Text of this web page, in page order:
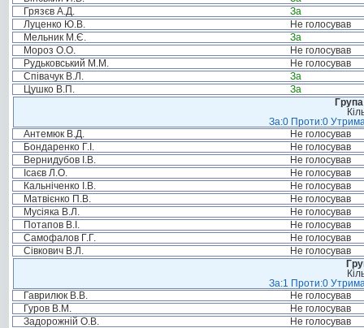
Грязєв А.Д.
За
Луценко Ю.В.
Не голосував
Мельник М.Є.
За
Мороз О.О.
Не голосував
Рудьковський М.М.
Не голосував
Співачук В.Л.
За
Цушко В.П.
За
За:0 Проти:0
Антемюк В.Д.
Не голосував
Бондаренко Г.І.
Не голосував
Вернидубов І.В.
Не голосував
Ісаєв Л.О.
Не голосував
Кальніченко І.В.
Не голосував
Матвієнко П.В.
Не голосував
Мусіяка В.Л.
Не голосував
Потапов В.І.
Не голосував
Самофалов Г.Г.
Не голосував
Сівкович В.Л.
Не голосував
За:1 Проти:0
Гаврилюк В.В.
Не голосував
Гуров В.М.
Не голосував
Задорожній О.В.
Не голосував